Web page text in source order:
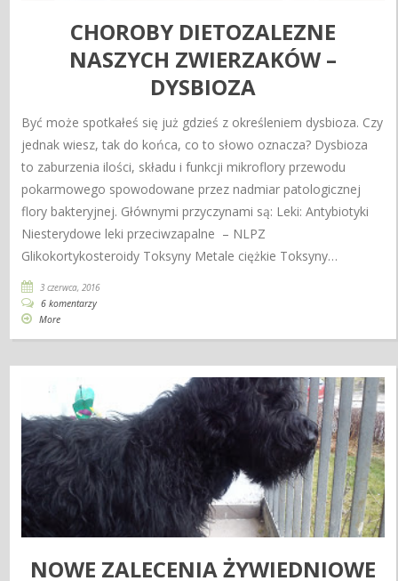
CHOROBY DIETOZALEZNE
NASZYCH ZWIERZAKÓW –
DYSBIOZA
Być może spotkałeś się już gdzieś z określeniem dysbioza. Czy
jednak wiesz, tak do końca, co to słowo oznacza? Dysbioza
to zaburzenia ilości, składu i funkcji mikroflory przewodu
pokarmowego spowodowane przez nadmiar patologicznej
flory bakteryjnej. Głównymi przyczynami są: Leki: Antybiotyki
Niesterydowe leki przeciwzapalne – NLPZ
Glikokortykosteroidy Toksyny Metale ciężkie Toksyny…
3 czerwca, 2016
6 komentarzy
More
NOWE ZALECENIA ŻYWIEDNIOWE